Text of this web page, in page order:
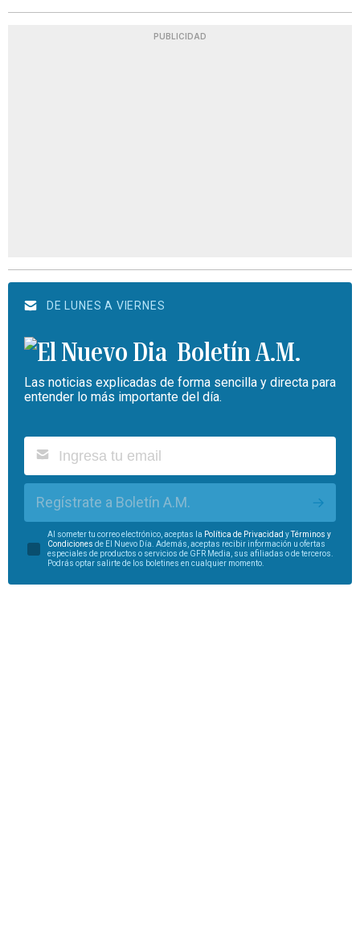
PUBLICIDAD
DE LUNES A VIERNES
Boletín A.M.
Las noticias explicadas de forma sencilla y directa para
entender lo más importante del día.
Regístrate a Boletín A.M.
Al someter tu correo electrónico, aceptas la Política de Privacidad yTérminos y
Condiciones de El Nuevo Día. Además, aceptas recibir información u ofertas
especiales de productos o servicios de GFR Media, sus afiliadas o de terceros.
Podrás optar salirte de los boletines en cualquier momento.